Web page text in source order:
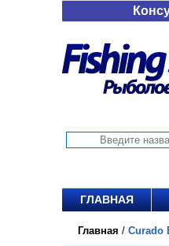
ГЛАВНАЯ
Главная / Curado